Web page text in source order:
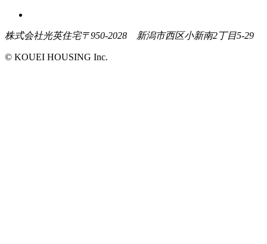
株式会社光英住宅〒950-2028 新潟市西区小新南2丁目5-29
© KOUEI HOUSING Inc.